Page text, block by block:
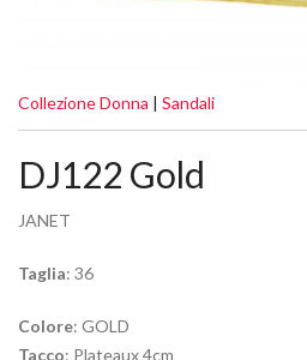
Collezione Donna | Sandali
DJ122 Gold
JANET
Taglia: 36
Colore: GOLD
Tacco: Plateaux 4cm